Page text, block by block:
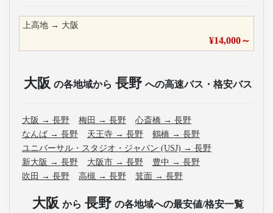
上高地 → 大阪
¥14,000～
大阪 の各地域から 長野 への高速バス・格安バス
大阪 → 長野 梅田 → 長野 心斎橋 → 長野
なんば → 長野 天王寺 → 長野 鶴橋 → 長野
ユニバーサル・スタジオ・ジャパン (USJ) → 長野
新大阪 → 長野 大阪市 → 長野 豊中 → 長野
吹田 → 長野 高槻 → 長野 箕面 → 長野
大阪 から 長野 の各地域への最安値/格安一覧